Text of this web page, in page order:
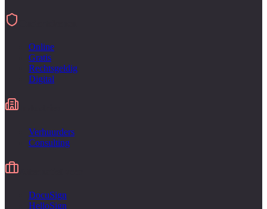
Online
Gratis
Rechtsgeldig
Digital
Verhuurders
Consulting
DocuSign
HelloSign